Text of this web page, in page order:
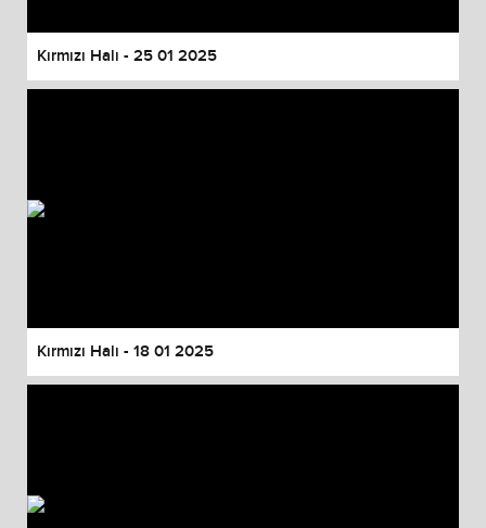
Kırmızı Halı - 25 01 2025
Kırmızı Halı - 18 01 2025